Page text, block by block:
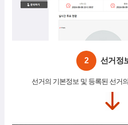
2 선거정
선거의 기본정보 및 등록된 선거